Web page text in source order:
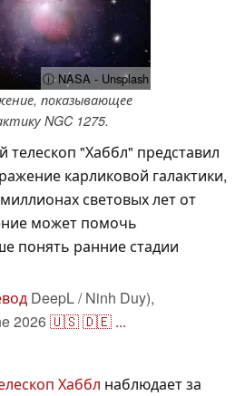
ⓘ NASA - Unsplash
показывающее
NGC 1275.
телескоп "Хаббл" представил
карликовой галактики,
световых лет от
может помочь
понять ранние стадии
DeepL / Ninh Duy),
2026🇺🇸🇩🇪 ...
Хаббл наблюдает за